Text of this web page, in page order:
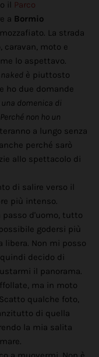
il Parco
a Bormio
La strada
caravan, moto e
lo aspettavo.
naked è piuttosto
ho due domande
domenica di
non ho un
a lungo senza
perché sarò
allo spettacolo di
di salire verso il
più intenso.
passo d'uomo, tutto
godersi più
Non mi posso
decido di
il panorama.
ma in moto
qualche foto,
di quella
la mia salita